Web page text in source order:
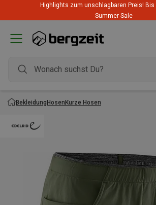
Highlights zum unschlagbaren Preis! Bis
Summer Sale
BekleidungHosenKurze Hosen